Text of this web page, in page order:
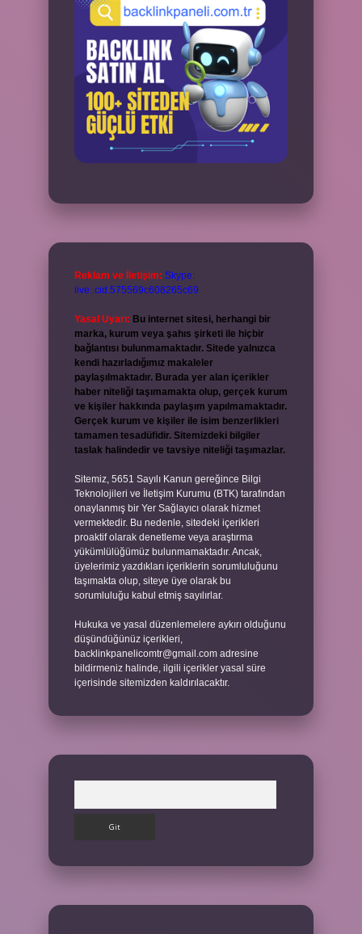
Reklam ve İletişim: Skype:
live:.cid.575569c608265c69
Yasal Uyarı: Bu internet sitesi, herhangi bir
marka, kurum veya şahıs şirketi ile hiçbir
bağlantısı bulunmamaktadır. Sitede yalnızca
kendi hazırladığımız makaleler
paylaşılmaktadır. Burada yer alan içerikler
haber niteliği taşımamakta olup, gerçek kurum
ve kişiler hakkında paylaşım yapılmamaktadır.
Gerçek kurum ve kişiler ile isim benzerlikleri
tamamen tesadüfidir. Sitemizdeki bilgiler
taslak halindedir ve tavsiye niteliği taşımazlar.
Sitemiz, 5651 Sayılı Kanun gereğince Bilgi
Teknolojileri ve İletişim Kurumu (BTK) tarafından
onaylanmış bir Yer Sağlayıcı olarak hizmet
vermektedir. Bu nedenle, sitedeki içerikleri
proaktif olarak denetleme veya araştırma
yükümlülüğümüz bulunmamaktadır. Ancak,
üyelerimiz yazdıkları içeriklerin sorumluluğunu
taşımakta olup, siteye üye olarak bu
sorumluluğu kabul etmiş sayılırlar.
Hukuka ve yasal düzenlemelere aykırı olduğunu
düşündüğünüz içerikleri,
backlinkpanelicomtr@gmail.com adresine
bildirmeniz halinde, ilgili içerikler yasal süre
içerisinde sitemizden kaldırılacaktır.